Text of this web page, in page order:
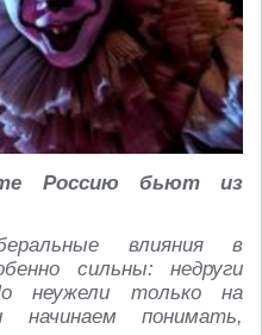
Россию бьют из
влияния в
сильны: недруги
неужели только на
понимать,